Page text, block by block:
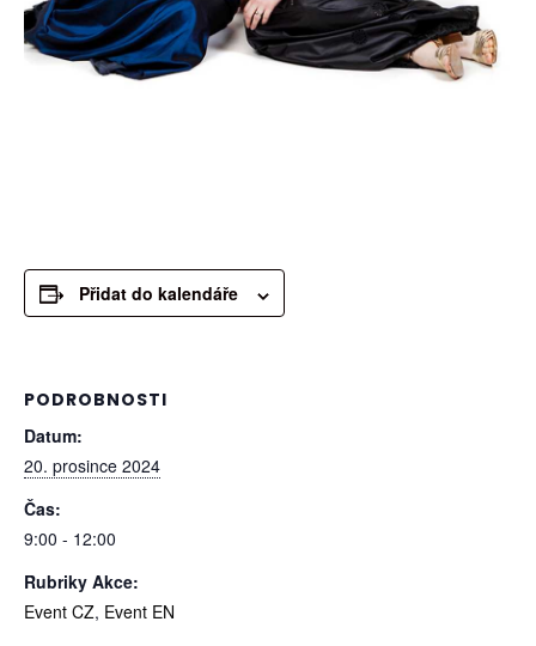
Přidat do kalendáře
PODROBNOSTI
Datum:
20. prosince 2024
Čas:
9:00 - 12:00
Rubriky Akce:
Event CZ, Event EN